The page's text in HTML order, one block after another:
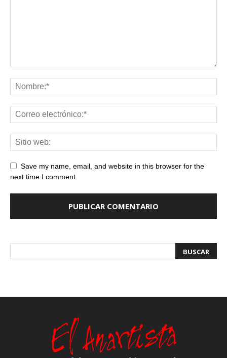
Save my name, email, and website in this browser for the
next time I comment.